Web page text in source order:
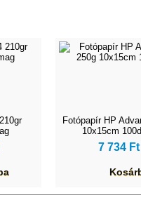
Fotópapír HP
10x15cm
7 734 Ft